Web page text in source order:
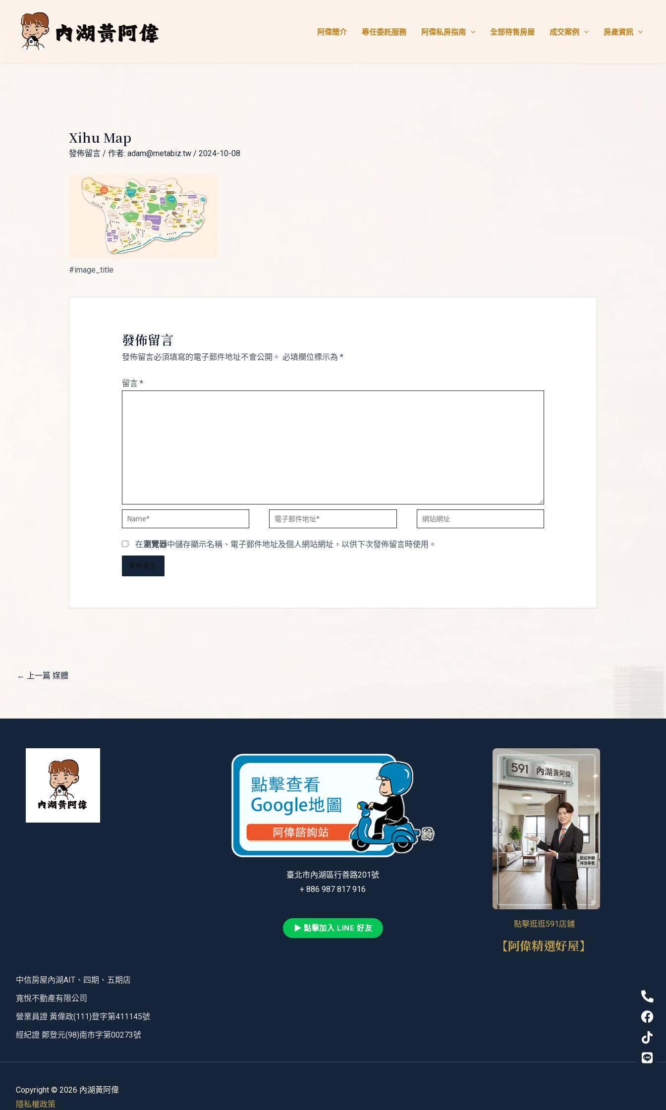
阿偉簡介 專任委託服務 阿偉私房指南 全部待售房屋 成交案例 房產資訊
Xihu Map
發佈留言 / 作者: adam@metabiz.tw / 2024-10-08
#image_title
發佈留言
發佈留言必須填寫的電子郵件地址不會公開。 必填欄位標示為*
留言*
Name*
電
子
郵
網
站
網
在瀏覽器中儲存顯示名稱、電子郵件地址及個人網站網址，以供下次發佈留言時使用。
navigation
← 上一篇 媒體
h
o
n
e
-
a
a
c
e
b
o
o
i
k
t
o
k
i
n
e
臺北市內湖區行善路201號
+ 886 987 817 916
▶ 點擊加入 LINE 好友 點擊逛逛591店鋪
【阿偉精選好屋】
中信房屋內湖AIT、四期、五期店
寬悅不動產有限公司
營業員證 黃偉政(111)登字第411145號
經紀證 鄭登元(98)南市字第00273號
Copyright © 2026 內湖黃阿偉
隱私權政策